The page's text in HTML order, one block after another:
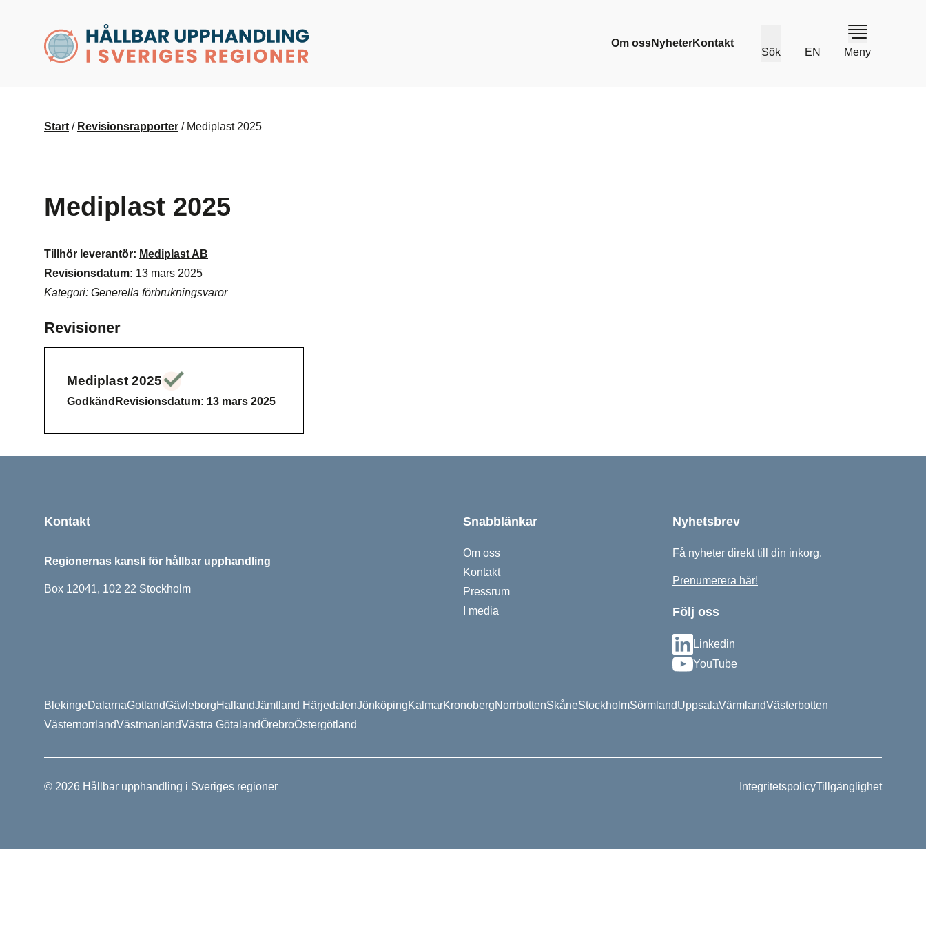
husr.se
Om ossNyheterKontakt
Sök EN Meny
Start / Revisionsrapporter / Mediplast 2025
Mediplast 2025
Tillhör leverantör: Mediplast AB
Revisionsdatum: 13 mars 2025
Kategori: Generella förbrukningsvaror
Revisioner
Mediplast 2025
Godkänd
Godkänd Revisionsdatum: 13 mars 2025Ladda ned Mediplast 2025
Kontakt
Regionernas kansli för hållbar upphandling
Box 12041, 102 22 Stockholm
Snabblänkar
Om oss
Kontakt
Pressrum
I media
Nyhetsbrev
Få nyheter direkt till din inkorg.
Prenumerera här!
Följ oss
Linkedin
YouTube
BlekingeDalarnaGotlandGävleborgHallandJämtland HärjedalenJönköpingKalmarKronobergNorrbottenSkåneStockholmSörmlandUppsalaVärmlandVästerbotten
VästernorrlandVästmanlandVästra GötalandÖrebroÖstergötland
© 2026 Hållbar upphandling i Sveriges regioner IntegritetspolicyTillgänglighet